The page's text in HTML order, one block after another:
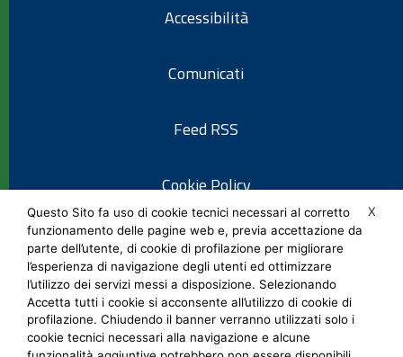
Accessibilità
Comunicati
Feed RSS
Cookie Policy
Informativa privacy
Note legali
Social Media Policy
X
Questo Sito fa uso di cookie tecnici necessari al corretto
funzionamento delle pagine web e, previa accettazione da
parte dell’utente, di cookie di profilazione per migliorare
l’esperienza di navigazione degli utenti ed ottimizzare
l’utilizzo dei servizi messi a disposizione. Selezionando
Accetta tutti i cookie si acconsente all’utilizzo di cookie di
profilazione. Chiudendo il banner verranno utilizzati solo i
cookie tecnici necessari alla navigazione e alcune